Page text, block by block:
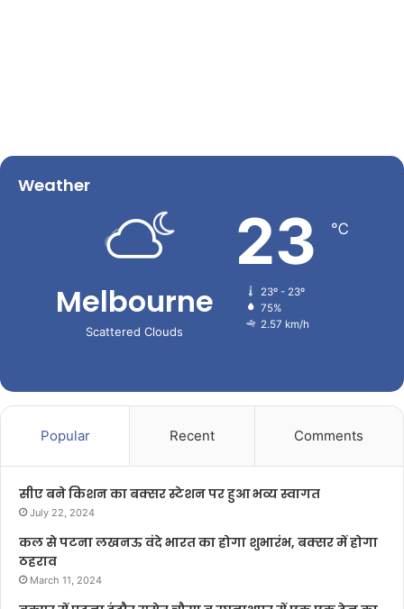
Weather
Melbourne
Scattered Clouds
23 ℃
23º - 23º
75%
2.57 km/h
Popular Recent Comments
सीए बने किशन का बक्सर स्टेशन पर हुआ भव्य स्वागत
July 22, 2024
कल से पटना लखनऊ वंदे भारत का होगा शुभारंभ, बक्सर में होगा
ठहराव
March 11, 2024